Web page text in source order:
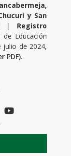
y San
| Registro
Educación
julio de 2024,
PDF).